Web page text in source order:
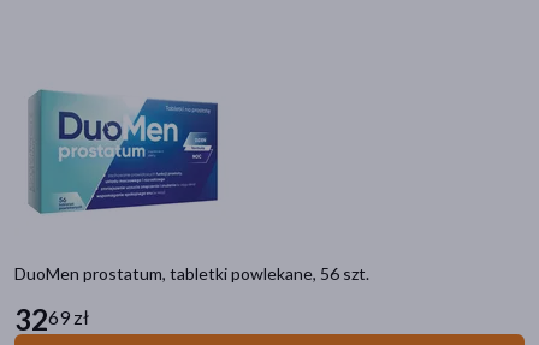
DuoMen prostatum, tabletki powlekane, 56 szt.
3269 zł